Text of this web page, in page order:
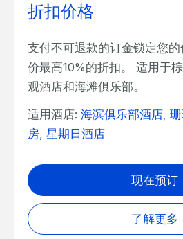
折扣价格
支付不可退款的订金锁定您
价最高10%的折扣。 适用于
观酒店和海滩俱乐部。
适用酒店: 海滨俱乐部酒店,
房, 星期日酒店
现在预订
了解更多